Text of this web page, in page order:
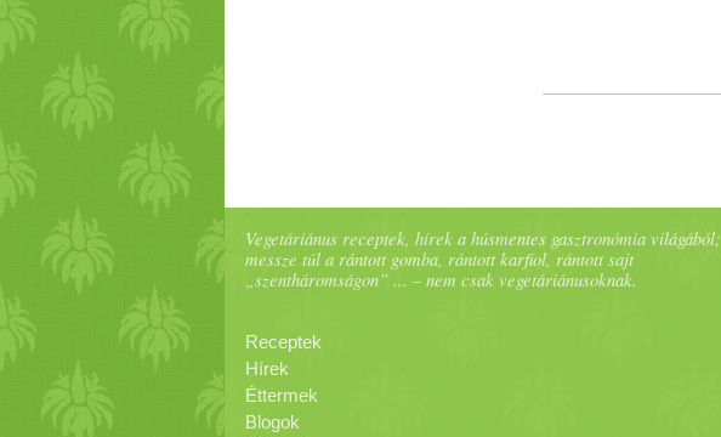
Vegetáriánus receptek, hírek a húsmentes gasztronómia világából;
messze túl a rántott gomba, rántott karfiol, rántott sajt
„szentháromságon” ... – nem csak vegetáriánusoknak.
Receptek
Hírek
Éttermek
Blogok